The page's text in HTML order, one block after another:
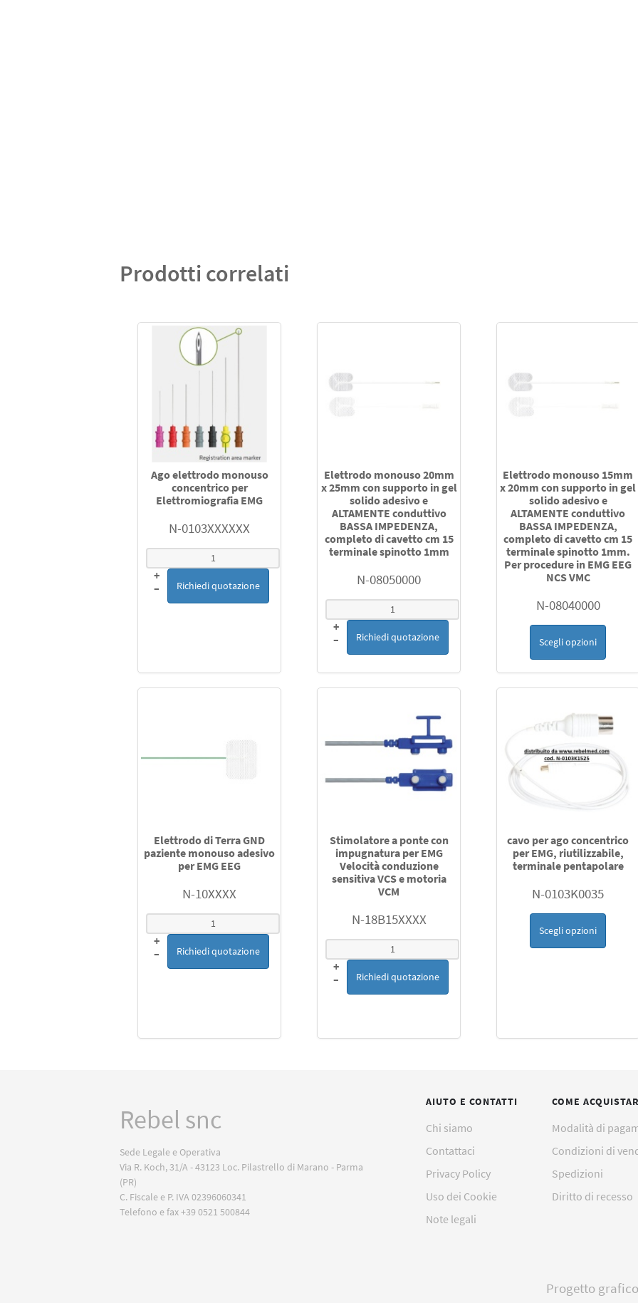
Prodotti correlati
Ago elettrodo monouso
concentrico per
Elettromiografia EMG
N-0103XXXXXX
+
–
Richiedi quotazione
Elettrodo monouso 20mm
x 25mm con supporto in gel
solido adesivo e
ALTAMENTE conduttivo
BASSA IMPEDENZA,
completo di cavetto cm 15
terminale spinotto 1mm
N-08050000
+
–
Richiedi quotazione
Elettrodo monouso 15mm
x 20mm con supporto in gel
solido adesivo e
ALTAMENTE conduttivo
BASSA IMPEDENZA,
completo di cavetto cm 15
terminale spinotto 1mm.
Per procedure in EMG EEG
NCS VMC
N-08040000
Scegli opzioni
Elettrodo di Terra GND
paziente monouso adesivo
per EMG EEG
N-10XXXX
+
–
Richiedi quotazione
Stimolatore a ponte con
impugnatura per EMG
Velocità conduzione
sensitiva VCS e motoria
VCM
N-18B15XXXX
+
–
Richiedi quotazione
cavo per ago concentrico
per EMG, riutilizzabile,
terminale pentapolare
N-0103K0035
Scegli opzioni
Rebel snc
Sede Legale e Operativa
Via R. Koch, 31/A - 43123 Loc. Pilastrello di Marano - Parma
(PR)
C. Fiscale e P. IVA 02396060341
Telefono e fax +39 0521 500844
AIUTO E CONTATTI
Chi siamo
Contattaci
Privacy Policy
Uso dei Cookie
Note legali
COME
Modalità di
Condizioni di
Spedizioni
Diritto di recesso
Progetto